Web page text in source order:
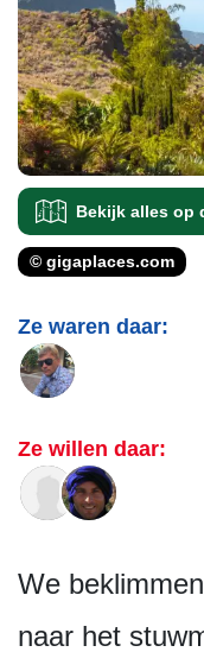
Bekijk alles op
© gigaplaces.com
Ze waren daar:
Ze willen daar:
We
naar het